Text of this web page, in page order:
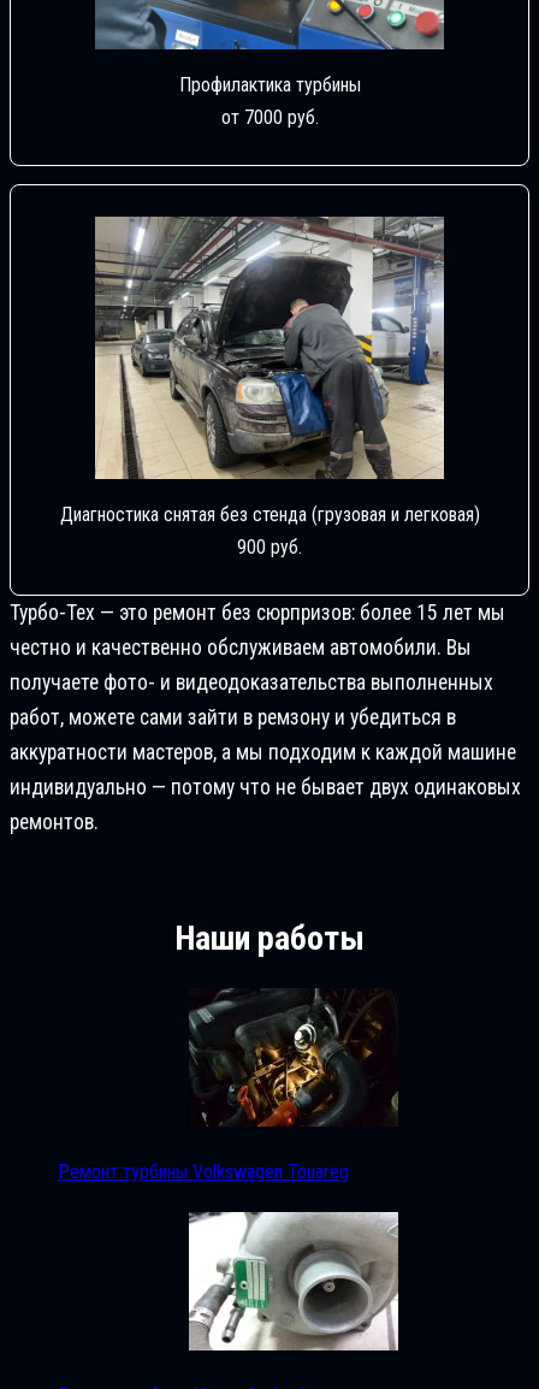
Профилактика турбины
от 7000 руб.
Диагностика снятая без стенда (грузовая и легковая)
900 руб.
Турбо-Тех — это ремонт без сюрпризов: более 15 лет мы
честно и качественно обслуживаем автомобили. Вы
получаете фото- и видеодоказательства выполненных
работ, можете сами зайти в ремзону и убедиться в
аккуратности мастеров, а мы подходим к каждой машине
индивидуально — потому что не бывает двух одинаковых
ремонтов.
Наши работы
Ремонт турбины Volkswagen Touareg